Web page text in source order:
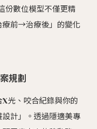
份數位模型不僅更精
療前→治療後」的變化
規劃
光、咬合紀錄與你的
計」。透過隱適美專